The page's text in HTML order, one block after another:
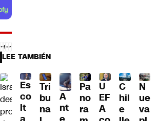
LEE TAMBIÉN
Es
co
lt
Tri
bu
na
A
nt
Pa
no
ra
U
EF
A
C
hil
e
N
ue
va